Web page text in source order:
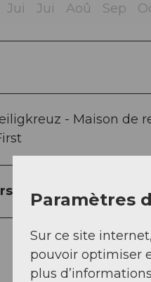
Jui Jui Aoû Sep
- Maison de
Paramètres
Sur ce site
pouvoir optimiser
plus